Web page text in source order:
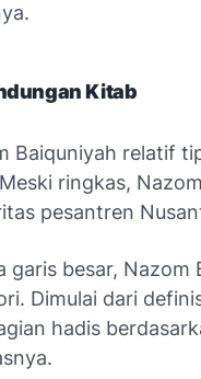
Kitab
Baiquniyah relatif
ringkas,
pesantren
garis besar,
Dimulai dari
hadis